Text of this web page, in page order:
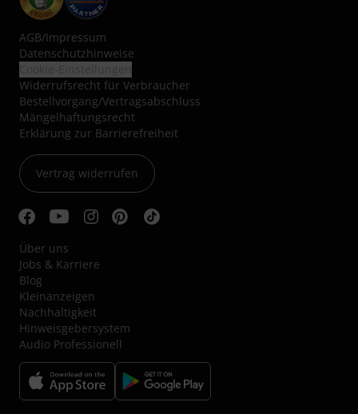
AGB/Impressum
Datenschutzhinweise
Widerrufsrecht für Verbraucher
Bestellvorgang/Vertragsabschluss
Mängelhaftungsrecht
Erklärung zur Barrierefreiheit
Vertrag widerrufen
Über uns
Jobs & Karriere
Blog
Kleinanzeigen
Nachhaltigkeit
Hinweisgebersystem
Audio Professionell